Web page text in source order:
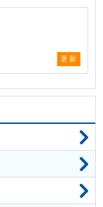
更新